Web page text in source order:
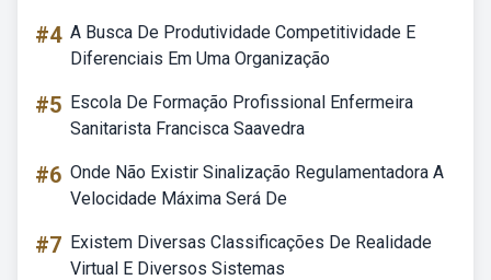
#4 A Busca De Produtividade Competitividade E
Diferenciais Em Uma Organização
#5 Escola De Formação Profissional Enfermeira
Sanitarista Francisca Saavedra
#6 Onde Não Existir Sinalização Regulamentadora A
Velocidade Máxima Será De
#7 Existem Diversas Classificações De Realidade
Virtual E Diversos Sistemas